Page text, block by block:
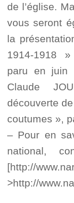
de l’église.
vous seront
la
1914-1918
paru en juin
Claude
découverte
coutumes »,
– Pour en
national,
[http://
>http://